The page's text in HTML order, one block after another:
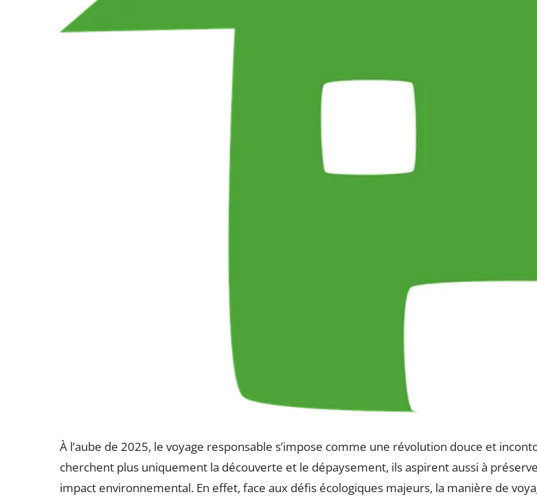
À l’aube de 2025, le voyage responsable s’impose comme une révolution douce et
cherchent plus uniquement la découverte et le dépaysement, ils aspirent aussi à
impact environnemental. En effet, face aux défis écologiques majeurs, la manière de